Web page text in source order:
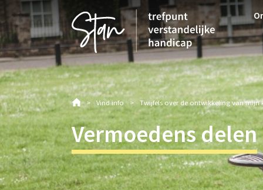
Vind info Twijfels over de ontwikkeling van mijn
Vermoedens delen